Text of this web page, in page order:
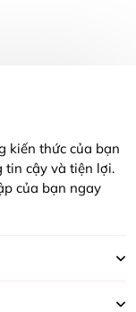
kiến thức của bạn
tin cậy và tiện lợi.
của bạn ngay